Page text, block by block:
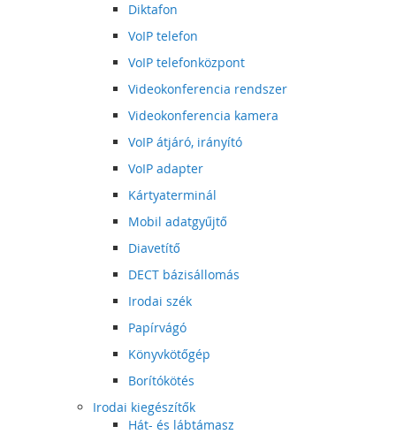
Diktafon
VoIP telefon
VoIP telefonközpont
Videokonferencia rendszer
Videokonferencia kamera
VoIP átjáró, irányító
VoIP adapter
Kártyaterminál
Mobil adatgyűjtő
Diavetítő
DECT bázisállomás
Irodai szék
Papírvágó
Könyvkötőgép
Borítókötés
Irodai kiegészítők
Hát- és lábtámasz